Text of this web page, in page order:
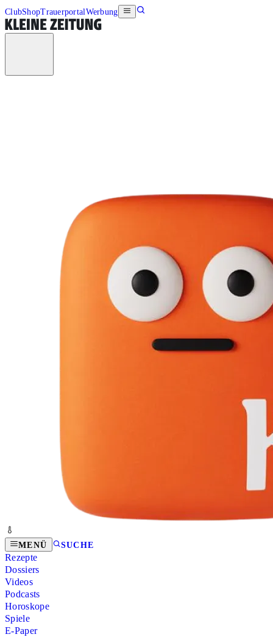
ClubShopTrauerportalWerbung
MENÜ SUCHE
Rezepte
Dossiers
Videos
Podcasts
Horoskope
Spiele
E-Paper